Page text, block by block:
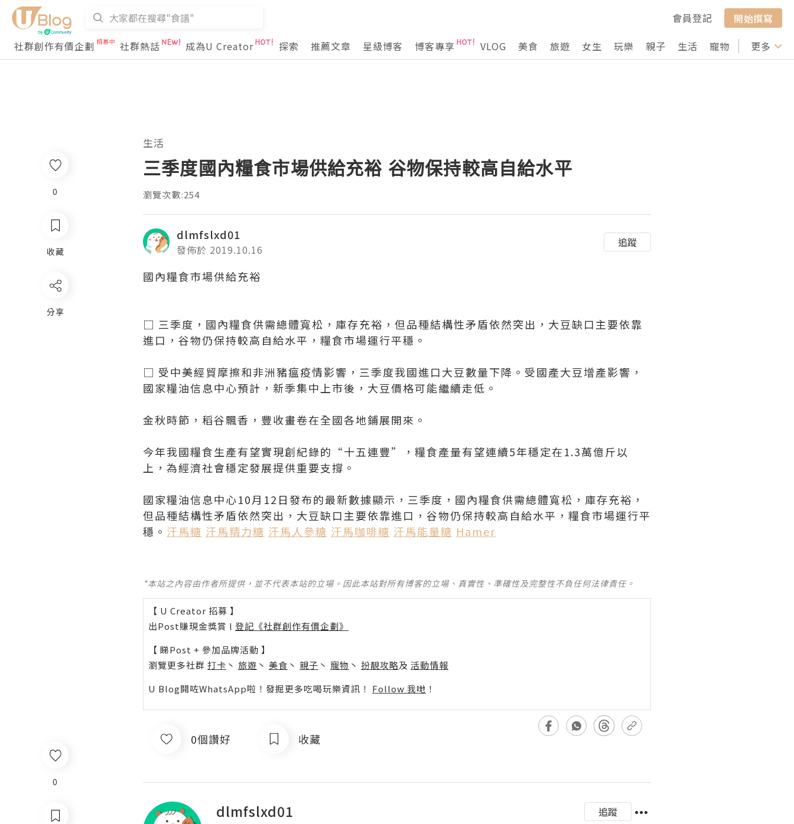
會員登記
開始撰寫
社群創作有價企劃
社群熱話 成為U Creator 探索 推薦文章 星級博客 博客專享 VLOG 美食 旅遊 女生 玩樂 親子 生活 寵物 行山 打卡
更多
0
生活
三季度國內糧食市場供給充裕 谷物保持較高自給水平
瀏覽次數:254
dlmfslxd01
發佈於 2019.10.16
追蹤
國內糧食市場供給充裕
□ 三季度，國內糧食供需總體寬松，庫存充裕，但品種結構性矛盾依然突出，大豆缺口主要依靠
進口，谷物仍保持較高自給水平，糧食市場運行平穩。
□ 受中美經貿摩擦和非洲豬瘟疫情影響，三季度我國進口大豆數量下降。受國產大豆增產影響，
國家糧油信息中心預計，新季集中上市後，大豆價格可能繼續走低。
金秋時節，稻谷飄香，豐收畫卷在全國各地鋪展開來。
今年我國糧食生產有望實現創紀錄的“十五連豐”，糧食產量有望連續5年穩定在1.3萬億斤以
上，為經濟社會穩定發展提供重要支撐。
國家糧油信息中心10月12日發布的最新數據顯示，三季度，國內糧食供需總體寬松，庫存充裕，
但品種結構性矛盾依然突出，大豆缺口主要依靠進口，谷物仍保持較高自給水平，糧食市場運行平
穩。 汗馬糖 汗馬精力糖 汗馬人參糖 汗馬咖啡糖 汗馬能量糖 Hamer
*本站之內容由作者所提供，並不代表本站的立場。因此本站對所有博客的立場、真實性、準確性及完整性不負任何法律責任。
【 U Creator 招募 】
出Post賺現金獎賞 l 登記《社群創作有價企劃》
【 睇Post + 參加品牌活動 】
瀏覽更多社群 打卡 丶 旅遊 丶 美食 丶 親子 丶 寵物 丶 扮靚攻略及 活動情報
U Blog開咗WhatsApp啦！發掘更多吃喝玩樂資訊！ Follow 我哋 ！
0個讚好 收藏
dlmfslxd01
追蹤
0
收藏
分享